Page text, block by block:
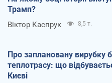
Трамп?
Віктор Каспрук 8,5 т.
Про заплановану вирубку
теплотрасу: що
Києві